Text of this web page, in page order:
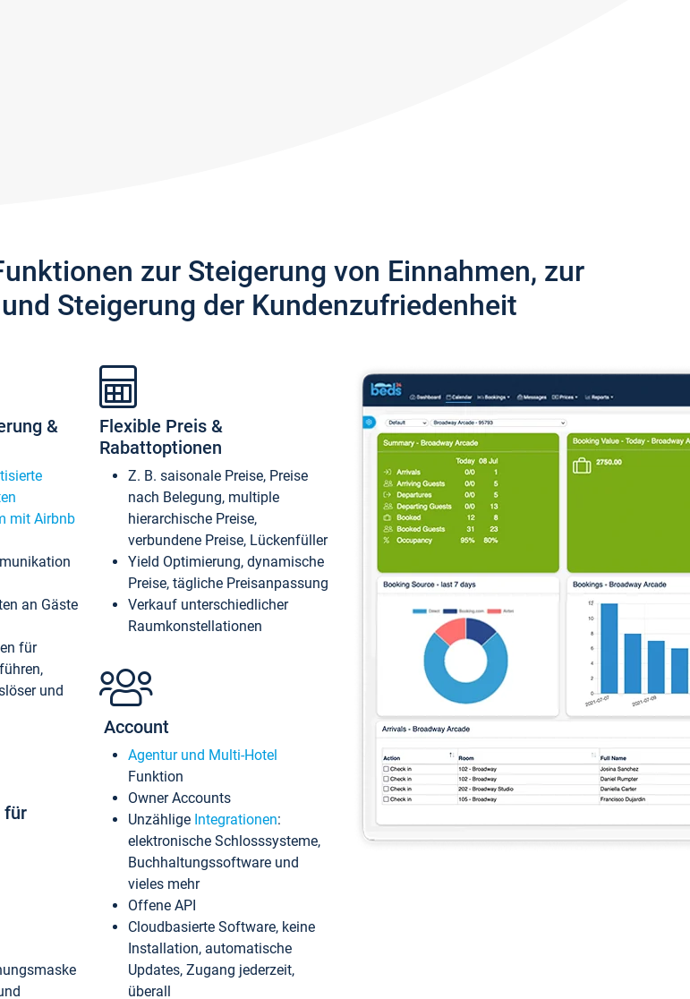
zur Steigerung von Einnahmen, zur
Steigerung der Kundenzufriedenheit
&
mit Airbnb
an Gäste
für
und
für
Flexible Preis &
Rabattoptionen
Z. B. saisonale Preise, Preise
nach Belegung, multiple
hierarchische Preise,
verbundene Preise, Lückenfüller
Yield Optimierung, dynamische
Preise, tägliche Preisanpassung
Verkauf unterschiedlicher
Raumkonstellationen
Account
Agentur und Multi-Hotel
Funktion
Owner Accounts
Unzählige Integrationen:
elektronische Schlosssysteme,
Buchhaltungssoftware und
vieles mehr
Offene API
Cloudbasierte Software, keine
Installation, automatische
Updates, Zugang jederzeit,
überall